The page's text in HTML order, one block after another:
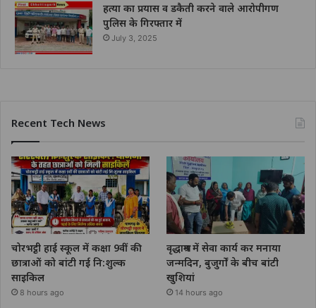
हत्या का प्रयास व डकैती करने वाले आरोपीगण
पुलिस के गिरफ्तार में
July 3, 2025
Recent Tech News
चोरभट्ठी हाई स्कूल में कक्षा 9वीं की
छात्राओं को बांटी गई नि:शुल्क
साइकिल
8 hours ago
वृद्धाश्रम में सेवा कार्य कर मनाया
जन्मदिन, बुजुर्गों के बीच बांटी
खुशियां
14 hours ago